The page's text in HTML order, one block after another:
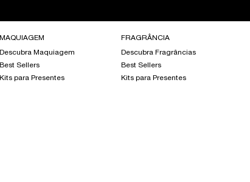
MAQUIAGEM
Descubra Maquiagem
Best Sellers
Kits para Presentes
FRAGRÂNCIA
Descubra Fragrâncias
Best Sellers
Kits para Presentes